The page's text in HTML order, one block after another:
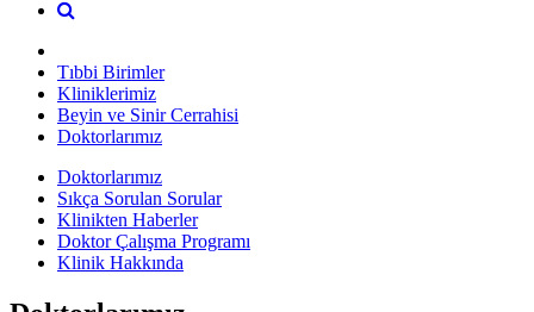
Tıbbi Birimler
Kliniklerimiz
Beyin ve Sinir Cerrahisi
Doktorlarımız
Doktorlarımız
Sıkça Sorulan Sorular
Klinikten Haberler
Doktor Çalışma Programı
Klinik Hakkında